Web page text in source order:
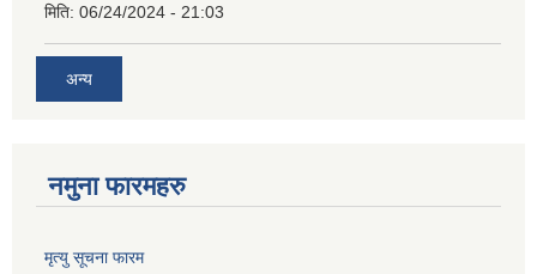
मिति: 06/24/2024 - 21:03
अन्य
नमुना फारमहरु
मृत्यु सूचना फारम